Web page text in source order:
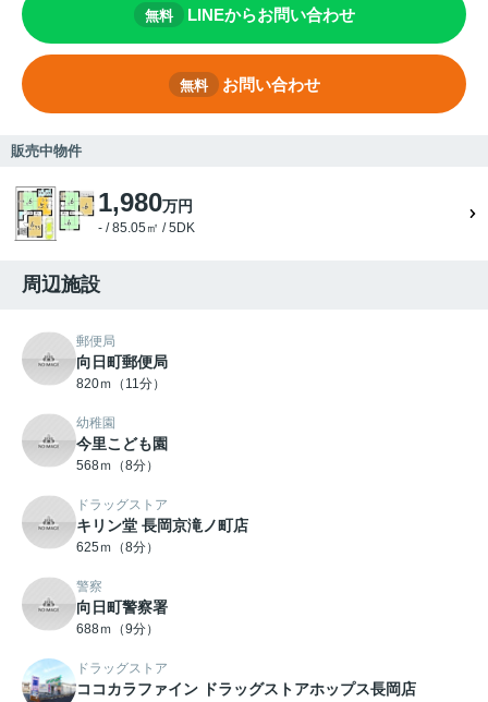
無料 LINEからお問い合わせ
無料 お問い合わせ
販売中物件
1,980万円
- / 85.05㎡ / 5DK
周辺施設
郵便局
向日町郵便局
820ｍ（11分）
幼稚園
今里こども園
568ｍ（8分）
ドラッグストア
キリン堂 長岡京滝ノ町店
625ｍ（8分）
警察
向日町警察署
688ｍ（9分）
ドラッグストア
ココカラファイン ドラッグストアホップス長岡店